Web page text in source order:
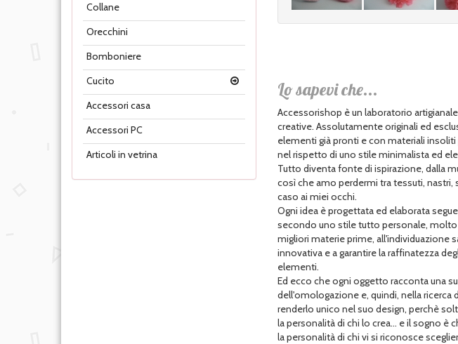
Collane
Orecchini
Bomboniere
Cucito
Accessori casa
Accessori PC
Articoli in vetrina
Lo sapevi che...
Accessorishop è un laboratorio
creative. Assolutamente originali ed
elementi già pronti e con materiali
nel rispetto di uno stile minimalista ed
Tutto diventa fonte di ispirazione, dalla
così che amo perdermi tra tessuti,
caso ai miei occhi.
Ogni idea è progettata ed elaborata
secondo uno stile tutto personale, molto
migliori materie prime, all'individuazione
innovativa e a garantire la raffinatezza
elementi.
Ed ecco che ogni oggetto racconta una
dell'omologazione e, quindi, nella ricerca
renderlo unico nel suo design, perchè
la personalità di chi lo crea... e il sogno
la personalità di chi vi si riconosce